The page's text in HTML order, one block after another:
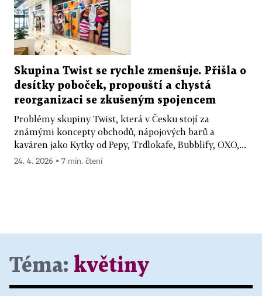
Skupina Twist se rychle zmenšuje. Přišla o
desítky poboček, propouští a chystá
reorganizaci se zkušeným spojencem
Problémy skupiny Twist, která v Česku stojí za
známými koncepty obchodů, nápojových barů a
kaváren jako Kytky od Pepy, Trdlokafe, Bubblify, OXO,...
24. 4. 2026 ▪ 7 min. čtení
Téma: květiny